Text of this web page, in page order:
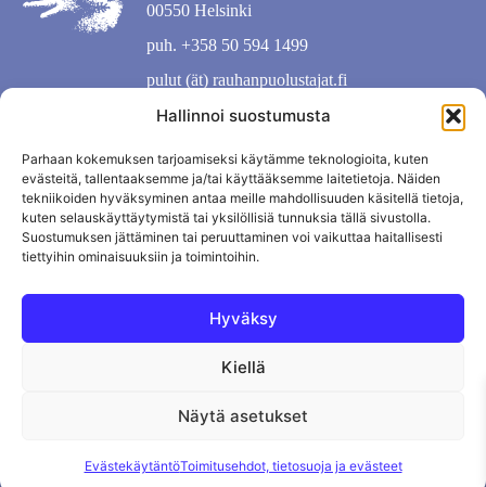
Hallinnoi suostumusta
Parhaan kokemuksen tarjoamiseksi käytämme teknologioita, kuten
evästeitä, tallentaaksemme ja/tai käyttääksemme laitetietoja. Näiden
tekniikoiden hyväksyminen antaa meille mahdollisuuden käsitellä tietoja,
kuten selauskäyttäytymistä tai yksilöllisiä tunnuksia tällä sivustolla.
Suostumuksen jättäminen tai peruuttaminen voi vaikuttaa haitallisesti
tiettyihin ominaisuuksiin ja toimintoihin.
Hyväksy
Kiellä
Näytä asetukset
EvästekäytäntöToimitusehdot, tietosuoja ja evästeet
00550 Helsinki
puh. +358 50 594 1499
pulut (ät) rauhanpuolustajat.fi
Evästekäytäntö
Tilauksen peruutus